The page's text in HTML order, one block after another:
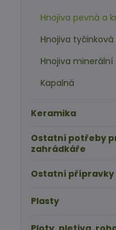
Hnojiva pevná a
Hnojiva
Hnojiva minerální
Kapalná
Keramika
Ostatní potřeby
zahrádkáře
Ostatní přípravky
Plasty